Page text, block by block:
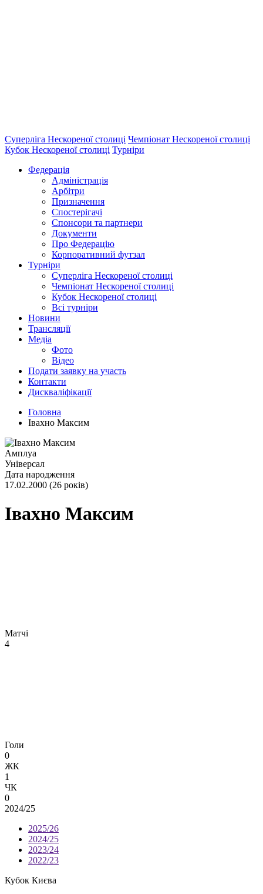
Суперліга Нескореної столиці Чемпіонат Нескореної столиці
Кубок Нескореної столиці Турніри
Федерація
Адміністрація
Арбітри
Призначення
Спостерігачі
Спонсори та партнери
Документи
Про Федерацію
Корпоративний футзал
Турніри
Суперліга Нескореної столиці
Чемпіонат Нескореної столиці
Кубок Нескореної столиці
Всі турніри
Новини
Трансляції
Медіа
Фото
Відео
Подати заявку на участь
Контакти
Дискваліфікації
Головна
Івахно Максим
Амплуа
Універсал
Дата народження
17.02.2000 (26 років)
Івахно Максим
Матчі
4
Голи
0
ЖК
1
ЧК
0
2024/25
2025/26
2024/25
2023/24
2022/23
Кубок Києва